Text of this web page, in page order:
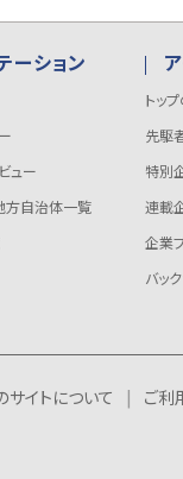
ーション
ュー
方自治体一覧
トッ
先駆
特別
連載
企業
バッ
サイトについて ご利